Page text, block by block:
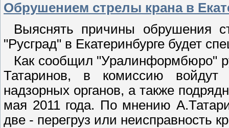
Обрушением стрелы крана в
Выяснять причины обрушения
"Русград" в Екатеринбурге будет
Как сообщил "Уралинформбюро"
Татаринов, в комиссию войдут
надзорных органов, а также
мая 2011 года. По мнению
две - перегруз или неисправность